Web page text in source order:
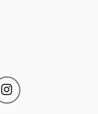
Instagram
此
链